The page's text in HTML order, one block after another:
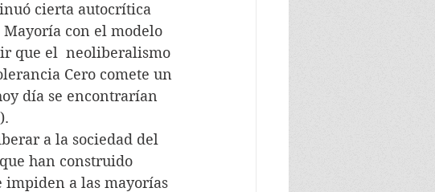
cierta autocrítica
Mayoría con el modelo
que el  neoliberalismo
Cero comete un
día se encontrarían
a la sociedad del
han construido
impiden a las mayorías